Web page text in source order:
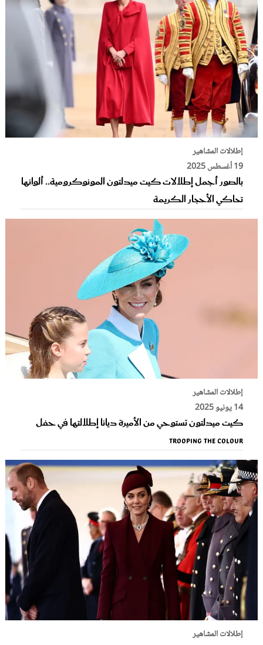
إطلالات المشاهير
19 أغسطس 2025
بالصور أجمل إطلالات كيت ميدلتون المونوكرومية.. ألوانها
تحاكي الأحجار الكريمة
إطلالات المشاهير
14 يونيو 2025
كيت ميدلتون تستوحي من الأميرة ديانا إطلالتها في حفل
Trooping The Colour
إطلالات المشاهير